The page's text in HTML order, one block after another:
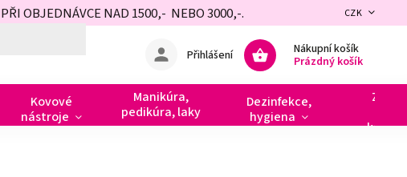
OBJEDNÁVCE NAD 1500,- NEBO 3000,-. CZK
Nákupní košík
Prázdný košík
Přihlášení
Kovové
nástroje
Manikúra,
pedikúra, laky
Dezinfekce,
hygiena